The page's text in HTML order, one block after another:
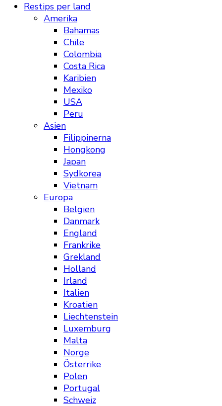
Restips per land
Amerika
Bahamas
Chile
Colombia
Costa Rica
Karibien
Mexiko
USA
Peru
Asien
Filippinerna
Hongkong
Japan
Sydkorea
Vietnam
Europa
Belgien
Danmark
England
Frankrike
Grekland
Holland
Irland
Italien
Kroatien
Liechtenstein
Luxemburg
Malta
Norge
Österrike
Polen
Portugal
Schweiz